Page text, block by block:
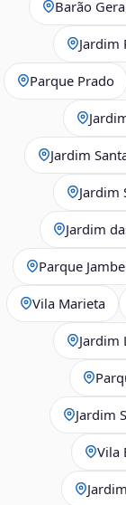
Barão
Jardim
Parque Prado
Jardim
Jardim
Jardim
Parque
Vila Marieta
Jardim
Jardim
Vila